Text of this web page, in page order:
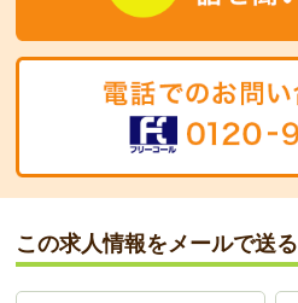
この求人情報をメールで送る